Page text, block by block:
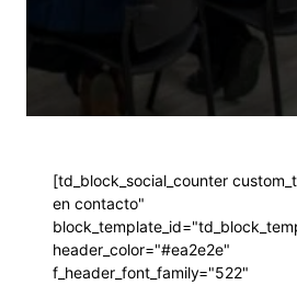
[td_block_social_counter
en contacto"
header_color="#ea2e2e"
f_header_font_family="522"